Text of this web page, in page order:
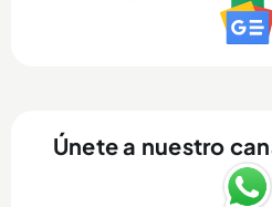
Únete a nuestro